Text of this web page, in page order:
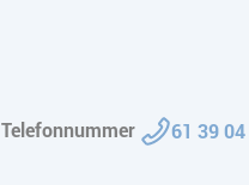
Telefonnummer 61 39